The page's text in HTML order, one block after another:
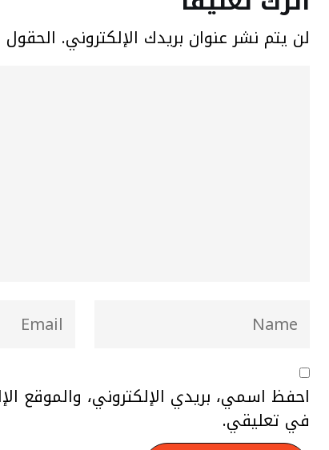
لن يتم نشر عنوان بريدك الإلكتروني. الحقول
احفظ اسمي، بريدي الإلكتروني، والموقع
في تعليقي.